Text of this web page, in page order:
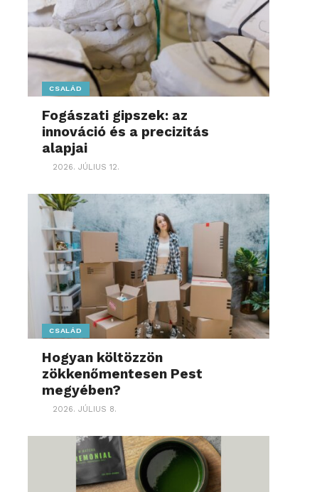
CSALÁD
Fogászati gipszek: az
innováció és a precizitás
alapjai
2026. JÚLIUS 12.
CSALÁD
Hogyan költözzön
zökkenőmentesen Pest
megyében?
2026. JÚLIUS 8.